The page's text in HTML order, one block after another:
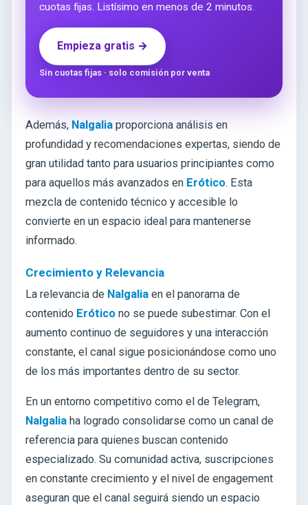
cuotas fijas. Listísimo en menos de 2 minutos.
Empieza gratis →
Sin cuotas fijas · solo comisión por venta
Además, Nalgalia proporciona análisis en
profundidad y recomendaciones expertas, siendo de
gran utilidad tanto para usuarios principiantes como
para aquellos más avanzados en Erótico. Esta
mezcla de contenido técnico y accesible lo
convierte en un espacio ideal para mantenerse
informado.
Crecimiento y Relevancia
La relevancia de Nalgalia en el panorama de
contenido Erótico no se puede subestimar. Con el
aumento continuo de seguidores y una interacción
constante, el canal sigue posicionándose como uno
de los más importantes dentro de su sector.
En un entorno competitivo como el de Telegram,
Nalgalia ha logrado consolidarse como un canal de
referencia para quienes buscan contenido
especializado. Su comunidad activa, suscripciones
en constante crecimiento y el nivel de engagement
aseguran que el canal seguirá siendo un espacio